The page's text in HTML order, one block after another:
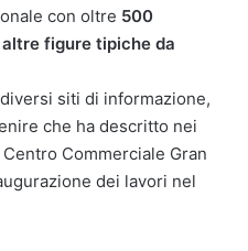
con oltre 500
figure tipiche da
siti di informazione,
che ha descritto nei
Commerciale Gran
dei lavori nel